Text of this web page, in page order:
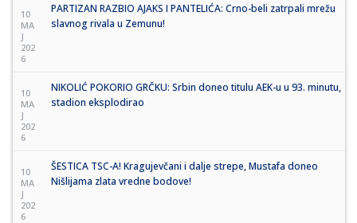
10
MA
J
202
6
PARTIZAN RAZBIO AJAKS I PANTELIĆA: Crno-beli zatrpali mrežu
slavnog rivala u Zemunu!
10
MA
J
202
6
NIKOLIĆ POKORIO GRČKU: Srbin doneo titulu AEK-u u 93. minutu,
stadion eksplodirao
10
MA
J
202
6
ŠESTICA TSC-A! Kragujevčani i dalje strepe, Mustafa doneo
Nišlijama zlata vredne bodove!